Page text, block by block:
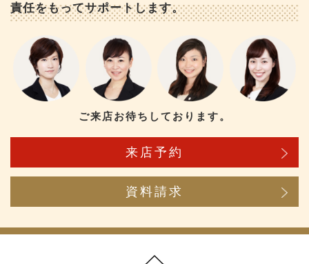
責任をもってサポートします。
ご来店お待ちしております。
来店予約
資料請求